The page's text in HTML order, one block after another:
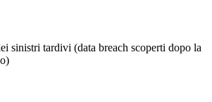
sinistri tardivi (data breach scoperti dopo la